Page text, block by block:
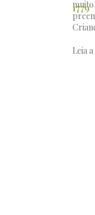
muito
Leia